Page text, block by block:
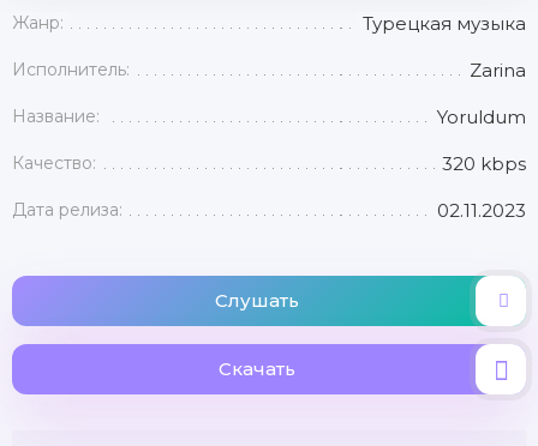
Жанр: Турецкая музыка
Исполнитель: Zarina
Название: Yoruldum
Качество: 320 kbps
Дата релиза: 02.11.2023
Слушать
Скачать